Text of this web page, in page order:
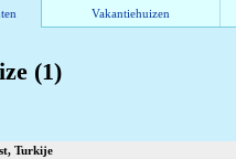
Vakantiehuizen
(1)
Turkije